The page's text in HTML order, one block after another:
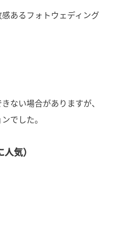
あるフォトウェディング
ない場合がありますが、
でした。
気）